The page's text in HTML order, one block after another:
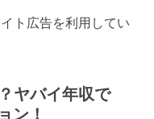
ト広告を利用してい
ヤバイ年収で
ン！